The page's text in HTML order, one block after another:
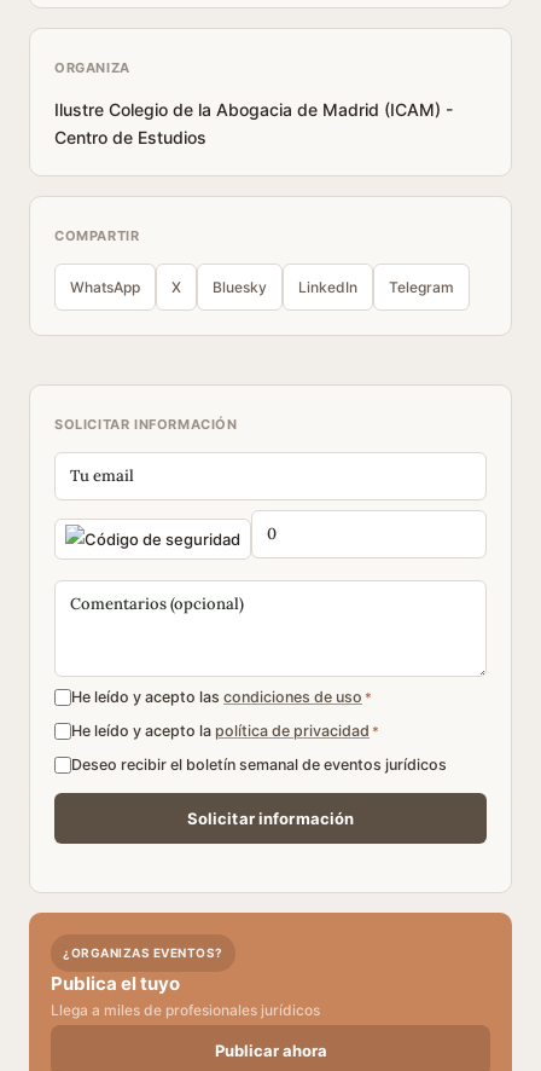
ORGANIZA
Ilustre Colegio de la Abogacia de Madrid (ICAM) -
Centro de Estudios
COMPARTIR
WhatsApp X Bluesky LinkedIn Telegram
SOLICITAR INFORMACIÓN
He leído y acepto las condiciones de uso *
He leído y acepto la política de privacidad *
Deseo recibir el boletín semanal de eventos jurídicos
¿ORGANIZAS EVENTOS?
Publica el tuyo
Llega a miles de profesionales jurídicos
Publicar ahora